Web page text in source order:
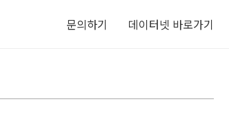
문의하기 데이터넷 바로가기